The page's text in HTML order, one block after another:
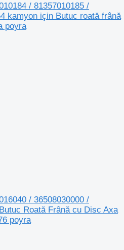
/ 81357010185 /
kamyon için Butuc roată frână
poyra
/ 36508030000 /
Roată Frână cu Disc Axa
poyra